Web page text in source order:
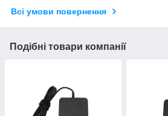
Всі умови повернення
Подібні товари компанії